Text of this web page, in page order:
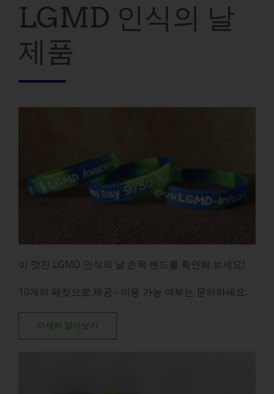
LGMD 인식의 날
제품
이 멋진 LGMD 인식의 날 손목 밴드를 확인해 보세요!
10개의 패킷으로 제공 - 이용 가능 여부는 문의하세요.
자세히 알아보기